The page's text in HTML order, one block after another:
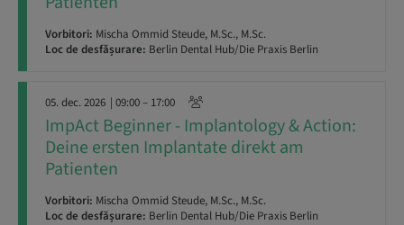
Vorbitori: Mischa Ommid Steude, M.Sc., M.Sc.
Loc de desfășurare: Berlin Dental Hub/Die Praxis Berlin
05. dec. 2026 | 09:00 – 17:00
ImpAct Beginner - Implantology & Action:
Deine ersten Implantate direkt am
Patienten
Vorbitori: Mischa Ommid Steude, M.Sc., M.Sc.
Loc de desfășurare: Berlin Dental Hub/Die Praxis Berlin